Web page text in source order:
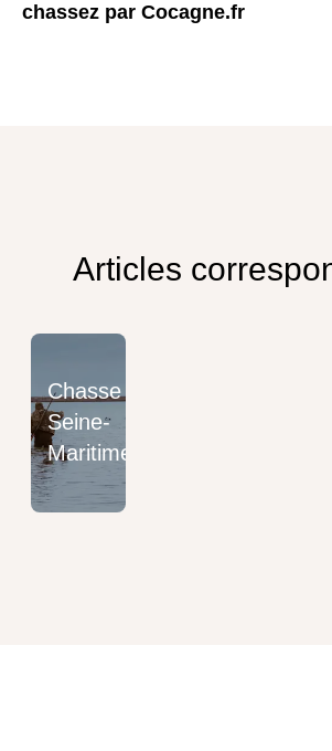
chassez par Cocagne.fr
Articles
Chasse
Seine-
Maritime